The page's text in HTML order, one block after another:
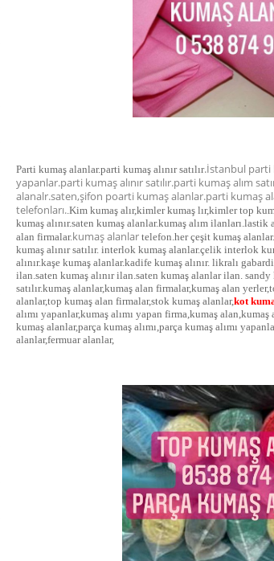
Parti kumaş alanlar.parti kumaş alınır satılır.İstanbul parti
yapanlar.parti kumaş alınır satılır.parti kumaş alım
alanalr.saten,şifon poarti kumaş alanlar.parti kumaş
telefonları..Kim kumaş alır,kimler kumaş lır,kimler top
kumaş alınır.saten kumaş alanlar.kumaş alım
alan firmalar.kumaş alanlar telefon.her çeşit kumaş
kumaş alınır satılır. interlok kumaş alanlar.çelik interlok
alınır.kaşe kumaş alanlar.kadife kumaş alınır. likralı
ilan.saten kumaş alınır ilan.saten kumaş alanlar ilan.
satılır.kumaş alanlar,kumaş alan firmalar,kumaş alan
alanlar,top kumaş alan firmalar,stok kumaş alanlar,kot
alımı yapanlar,kumaş alımı yapan firma,kumaş
kumaş alanlar,parça kumaş alımı,parça kumaş alımı
alanlar,fermuar alanlar,